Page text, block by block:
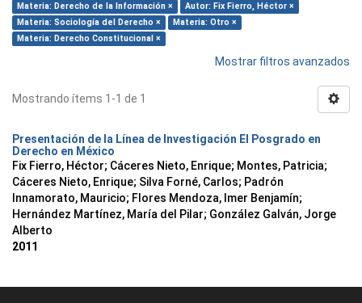
Materia: Derecho de la Información ×
Autor: Fix Fierro, Héctor ×
Materia: Sociología del Derecho ×
Materia: Otro ×
Materia: Derecho Constitucional ×
Mostrar filtros avanzados
Mostrando ítems 1-1 de 1
Presentación de la Línea de Investigación El Posgrado en
Derecho en México
Fix Fierro, Héctor; Cáceres Nieto, Enrique; Montes, Patricia;
Cáceres Nieto, Enrique; Silva Forné, Carlos; Padrón
Innamorato, Mauricio; Flores Mendoza, Imer Benjamín;
Hernández Martínez, María del Pilar; González Galván, Jorge
Alberto
2011